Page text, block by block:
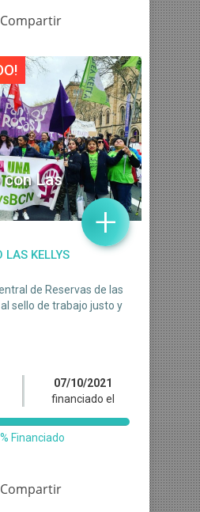
Compartir
Compartir